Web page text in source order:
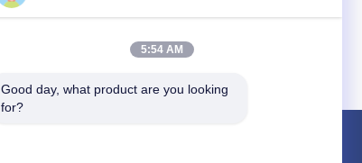
5:54 AM
Good day, what product are you looking
for?